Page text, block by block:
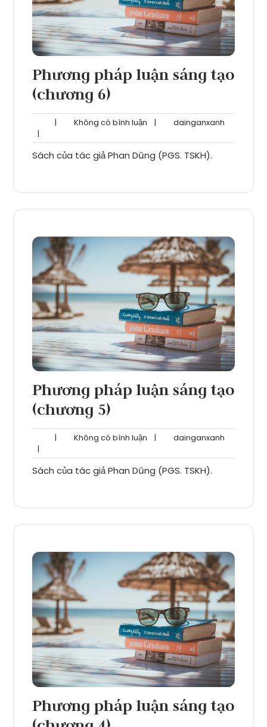
Phương pháp luận sáng tạo
(chương 6)
| Không có bình luận Không
bình
luận
| dainganxanh
|
Sách của tác giả Phan Dũng (PGS. TSKH).
Phương pháp luận sáng tạo
(chương 5)
| Không có bình luận Không
bình
luận
| dainganxanh
|
Sách của tác giả Phan Dũng (PGS. TSKH).
Phương pháp luận sáng tạo